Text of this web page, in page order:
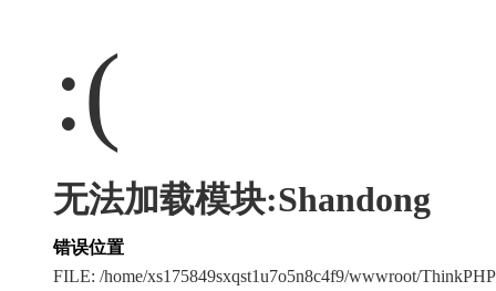
:(
无法加载模块:Shandong
错误位置
FILE: /home/xs175849sxqst1u7o5n8c4f9/wwwroot/